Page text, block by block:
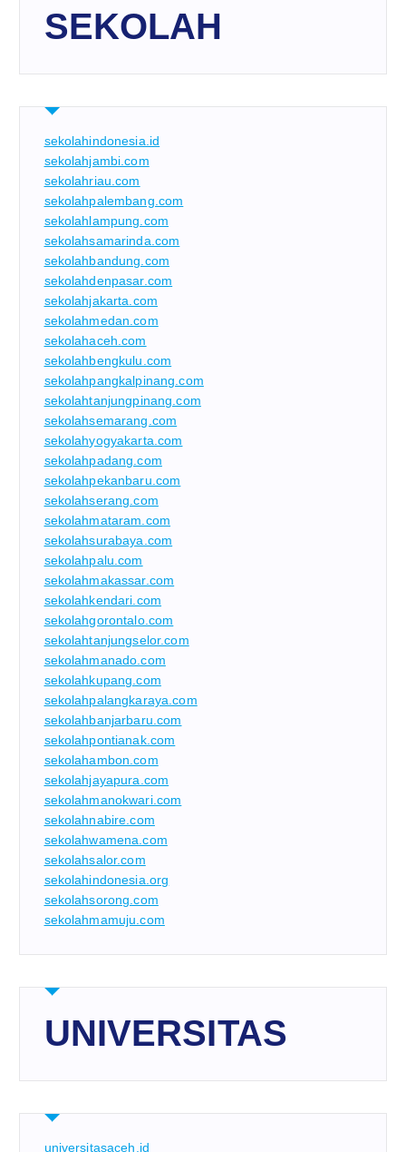
SEKOLAH
sekolahindonesia.id
sekolahjambi.com
sekolahriau.com
sekolahpalembang.com
sekolahlampung.com
sekolahsamarinda.com
sekolahbandung.com
sekolahdenpasar.com
sekolahjakarta.com
sekolahmedan.com
sekolahaceh.com
sekolahbengkulu.com
sekolahpangkalpinang.com
sekolahtanjungpinang.com
sekolahsemarang.com
sekolahyogyakarta.com
sekolahpadang.com
sekolahpekanbaru.com
sekolahserang.com
sekolahmataram.com
sekolahsurabaya.com
sekolahpalu.com
sekolahmakassar.com
sekolahkendari.com
sekolahgorontalo.com
sekolahtanjungselor.com
sekolahmanado.com
sekolahkupang.com
sekolahpalangkaraya.com
sekolahbanjarbaru.com
sekolahpontianak.com
sekolahambon.com
sekolahjayapura.com
sekolahmanokwari.com
sekolahnabire.com
sekolahwamena.com
sekolahsalor.com
sekolahindonesia.org
sekolahsorong.com
sekolahmamuju.com
UNIVERSITAS
universitasaceh.id